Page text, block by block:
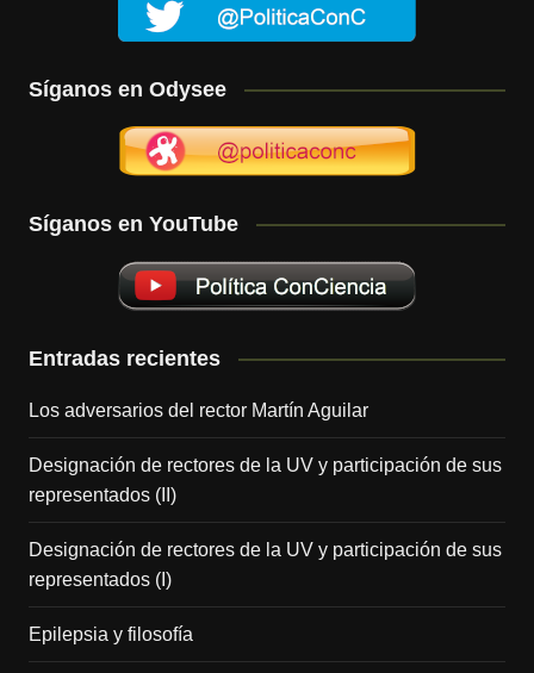
Síganos en Odysee
Síganos en YouTube
Entradas recientes
Los adversarios del rector Martín Aguilar
Designación de rectores de la UV y participación de sus
representados (II)
Designación de rectores de la UV y participación de sus
representados (I)
Epilepsia y filosofía